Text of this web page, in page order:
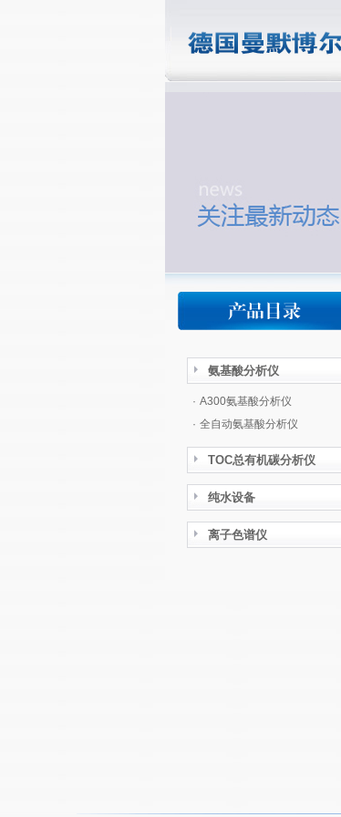
氨基酸分析仪
· A300氨基酸分析仪
· 全自动氨基酸分析仪
TOC总有机碳分析仪
纯水设备
离子色谱仪